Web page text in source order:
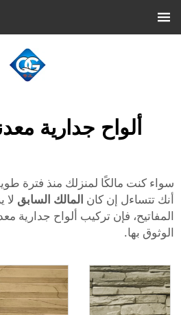
ألواح جدارية
سواء كنت مالكًا لمنزلك منذ فترة
أنك تتساءل إن كان المالك السابق
المفاتيح، فإن تركيب ألواح جدارية
الوثوق بها.